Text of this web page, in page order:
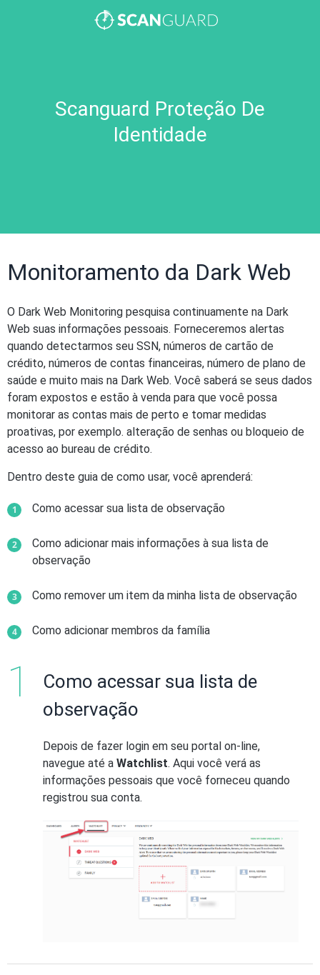
Scanguard Proteção De
Identidade
Monitoramento da Dark Web
O Dark Web Monitoring pesquisa continuamente na Dark
Web suas informações pessoais. Forneceremos alertas
quando detectarmos seu SSN, números de cartão de
crédito, números de contas financeiras, número de plano de
saúde e muito mais na Dark Web. Você saberá se seus dados
foram expostos e estão à venda para que você possa
monitorar as contas mais de perto e tomar medidas
proativas, por exemplo. alteração de senhas ou bloqueio de
acesso ao bureau de crédito.
Dentro deste guia de como usar, você aprenderá:
Como acessar sua lista de observação
Como adicionar mais informações à sua lista de
observação
Como remover um item da minha lista de observação
Como adicionar membros da família
Como acessar sua lista de
observação
Depois de fazer login em seu portal on-line,
navegue até a Watchlist. Aqui você verá as
informações pessoais que você forneceu quando
registrou sua conta.